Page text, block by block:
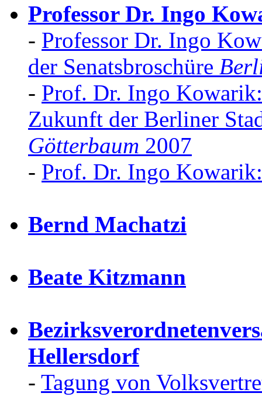
Professor Dr. Ingo
- Professor Dr. Ingo
der Senatsbroschüre
- Prof. Dr. Ingo
Zukunft der Berliner
Götterbaum 2007
- Prof. Dr. Ingo
Bernd Machatzi
Beate Kitzmann
Hellersdorf
- Tagung von